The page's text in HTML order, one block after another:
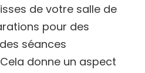
de votre salle de
pour des
séances
donne un aspect